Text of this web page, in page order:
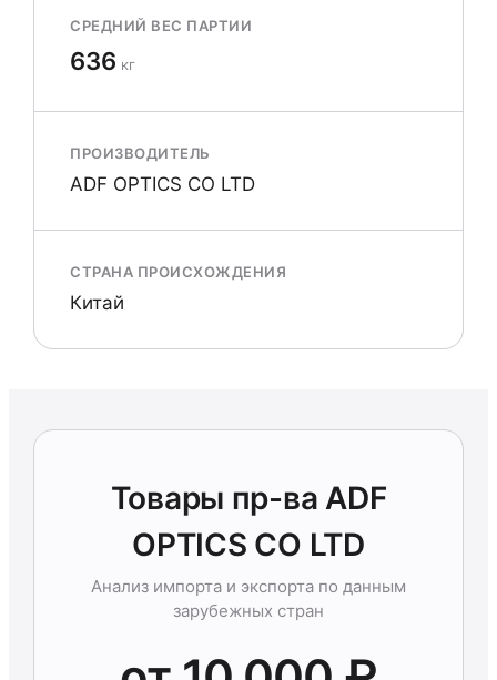
СРЕДНИЙ ВЕС ПАРТИИ
636 кг
ПРОИЗВОДИТЕЛЬ
ADF OPTICS CO LTD
СТРАНА ПРОИСХОЖДЕНИЯ
Китай
Товары пр-ва ADF
OPTICS CO LTD
Анализ импорта и экспорта по данным
зарубежных стран